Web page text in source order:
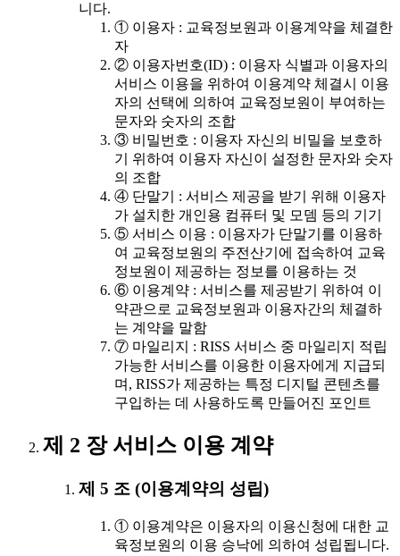
니다.
① 이용자 : 교육정보원과 이용계약을 체결한
자
② 이용자번호(ID) : 이용자 식별과 이용자의
서비스 이용을 위하여 이용계약 체결시 이용
자의 선택에 의하여 교육정보원이 부여하는
문자와 숫자의 조합
③ 비밀번호 : 이용자 자신의 비밀을 보호하
기 위하여 이용자 자신이 설정한 문자와 숫자
의 조합
④ 단말기 : 서비스 제공을 받기 위해 이용자
가 설치한 개인용 컴퓨터 및 모뎀 등의 기기
⑤ 서비스 이용 : 이용자가 단말기를 이용하
여 교육정보원의 주전산기에 접속하여 교육
정보원이 제공하는 정보를 이용하는 것
⑥ 이용계약 : 서비스를 제공받기 위하여 이
약관으로 교육정보원과 이용자간의 체결하
는 계약을 말함
⑦ 마일리지 : RISS 서비스 중 마일리지 적립
가능한 서비스를 이용한 이용자에게 지급되
며, RISS가 제공하는 특정 디지털 콘텐츠를
구입하는 데 사용하도록 만들어진 포인트
제 2 장 서비스 이용 계약
제 5 조 (이용계약의 성립)
① 이용계약은 이용자의 이용신청에 대한 교
육정보원의 이용 승낙에 의하여 성립됩니다.